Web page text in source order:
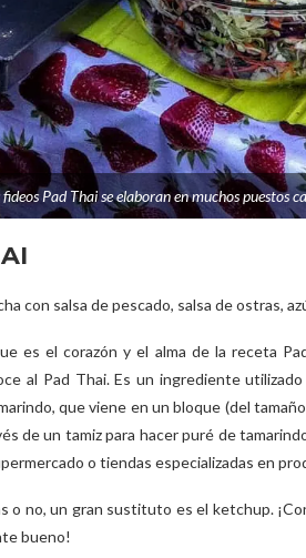
fideos Pad Thai se elaboran en muchos puestos
con salsa de pescado, salsa de ostras,
es el corazón y el alma de la receta
al Pad Thai. Es un ingrediente
que viene en un bloque (del
de un tamiz para hacer puré de
o tiendas especializadas en
o no, un gran sustituto es el ketchup.
bueno!